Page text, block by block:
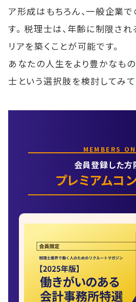
ア形成はもちろん、一般企業
す。 税理士は、年齢に制限され
リアを築くことが可能です。
あなたの人生をより豊かなも
士という選択肢を検討してみて
MEMBERS
会員登録した方
プレミアムコ